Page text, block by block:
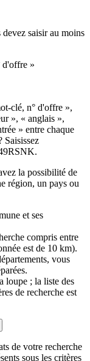
saisir au moins
d'offre »
clé, n° d'offre »,
», « anglais »,
» entre chaque
Saisissez
la possibilité de
région, un pays ou
et ses
compris entre
est de 10 km).
vous
loupe ; la liste des
de recherche est
de votre recherche
sous les critères